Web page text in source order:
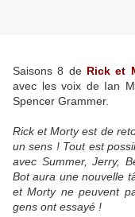
Saisons 8 de Rick et
avec les voix de Ian
Spencer Grammer.
Rick et Morty est de
un sens ! Tout est
avec Summer, Jerry,
Bot aura une nouvelle
et Morty ne peuvent
gens ont essayé !